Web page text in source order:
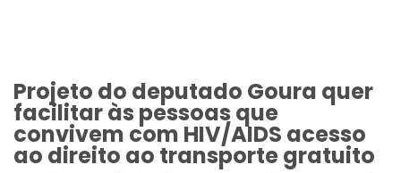
Projeto do deputado Goura quer
facilitar às pessoas que
convivem com HIV/AIDS acesso
ao direito ao transporte gratuito